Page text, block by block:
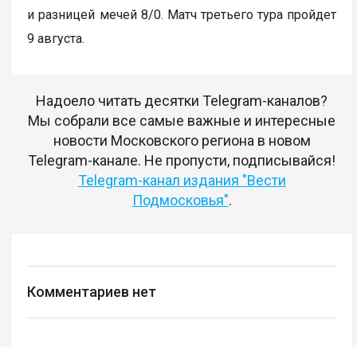
и разницей мечей 8/0. Матч третьего тура пройдет
9 августа.
Надоело читать десятки Telegram-каналов?
Мы собрали все самые важные и интересные
новости Московского региона в новом
Telegram-канале. Не пропусти, подписывайся!
Telegram-канал издания "Вести
Подмосковья".
Комментариев нет